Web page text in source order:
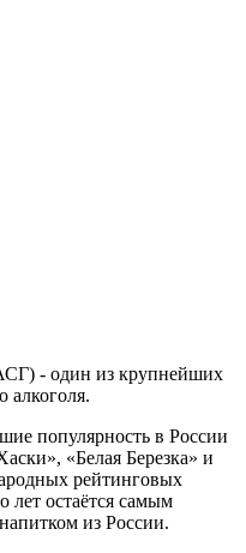
- один из крупнейших
алкоголя.
популярность в России
«Белая Березка» и
рейтинговых
лет остаётся самым
из России.